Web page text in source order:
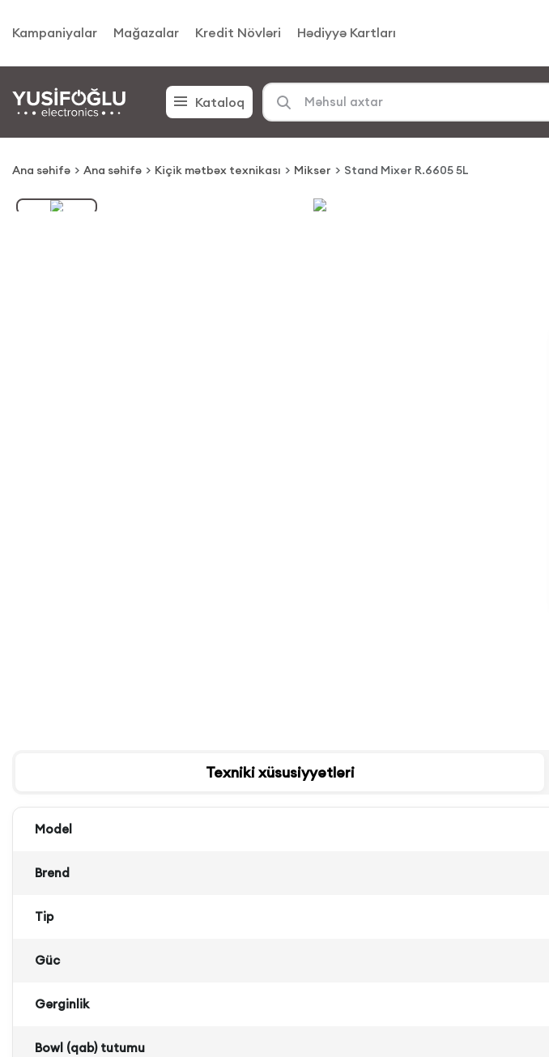
Kampaniyalar Mağazalar Kredit Növləri Hədiyyə Kartları
Kataloq
Ana səhifə Ana səhifə Kiçik mətbəx texnikası Mikser Stand Mixer R.6605 5L
Texniki xüsusiyyətləri
Model
Brend
Tip
Güc
Gərginlik
Bowl (qab) tutumu